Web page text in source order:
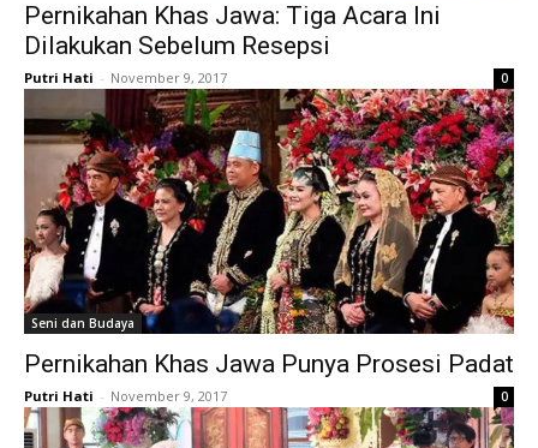
Pernikahan Khas Jawa: Tiga Acara Ini
Dilakukan Sebelum Resepsi
Putri Hati - November 9, 2017 0
Seni dan Budaya
Pernikahan Khas Jawa Punya Prosesi Padat
Putri Hati - November 9, 2017 0